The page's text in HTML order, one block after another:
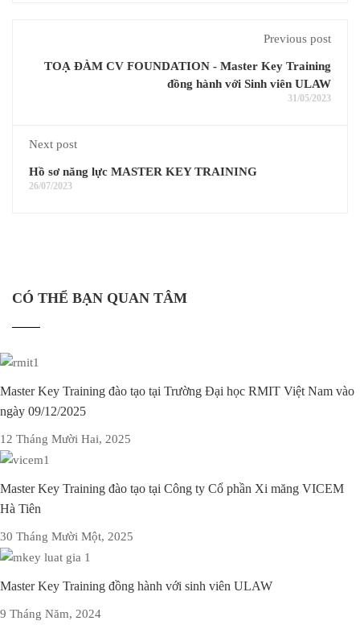
Previous post
TOẠ ĐÀM CV FOUNDATION - Master Key Training
đồng hành với Sinh viên ULAW
31/05/2023
Next post
Hồ sơ năng lực MASTER KEY TRAINING
26/07/2023
CÓ THỂ BẠN QUAN TÂM
Master Key Training đào tạo tại Trường Đại học RMIT Việt Nam vào
ngày 09/12/2025
12 Tháng Mười Hai, 2025
Master Key Training đào tạo tại Công ty Cổ phần Xi măng VICEM
Hà Tiên
30 Tháng Mười Một, 2025
Master Key Training đồng hành với sinh viên ULAW
9 Tháng Năm, 2024